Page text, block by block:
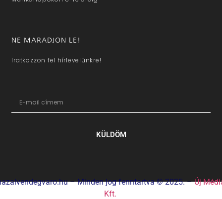
NE MARADJON LE!
Iratkozzon fel hírlevelünkre!
KÜLDÖM
– Minden jog fenntartva © 2025. –Új
Kft.